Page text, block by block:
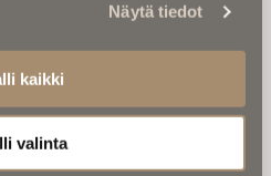
Näytä tiedot
kaikki
valinta